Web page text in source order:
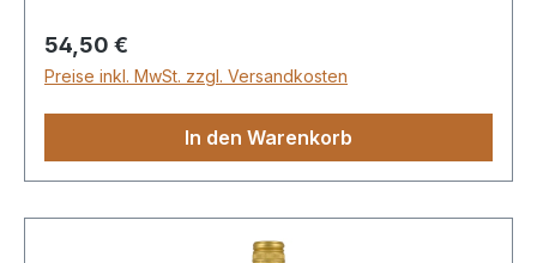
Regulärer Preis:
54,50 €
Preise inkl. MwSt. zzgl. Versandkosten
In den Warenkorb